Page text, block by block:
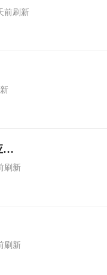
前刷新
一线车间管理储备干部（应届生）
刷新
刷新